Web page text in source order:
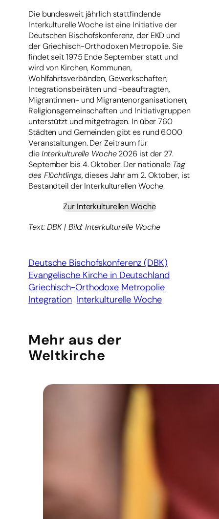
Die bundesweit jährlich stattfindende
Interkulturelle Woche ist eine Initiative der
Deutschen Bischofskonferenz, der EKD und
der Griechisch-Orthodoxen Metropolie. Sie
findet seit 1975 Ende September statt und
wird von Kirchen, Kommunen,
Wohlfahrtsverbänden, Gewerkschaften,
Integrationsbeiräten und -beauftragten,
Migrantinnen- und Migrantenorganisationen,
Religionsgemeinschaften und Initiativgruppen
unterstützt und mitgetragen. In über 760
Städten und Gemeinden gibt es rund 6.000
Veranstaltungen. Der Zeitraum für
dieInterkulturelle Woche2026 ist der 27.
September bis 4. Oktober. Der nationale Tag
des Flüchtlings, dieses Jahr am 2. Oktober, ist
Bestandteil der Interkulturellen Woche.
Zur Interkulturellen Woche
Text: DBK | Bild: Interkulturelle Woche
Deutsche Bischofskonferenz (DBK)
Evangelische Kirche in Deutschland
Griechisch-Orthodoxe Metropolie
Integration Interkulturelle Woche
Mehr aus der
Weltkirche